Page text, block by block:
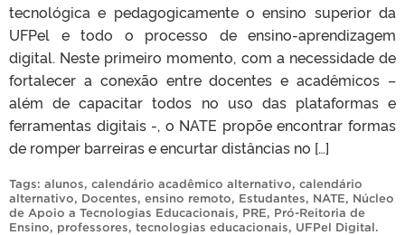
tecnológica e pedagogicamente o ensino superior da
UFPel e todo o processo de ensino-aprendizagem
digital. Neste primeiro momento, com a necessidade de
fortalecer a conexão entre docentes e acadêmicos –
além de capacitar todos no uso das plataformas e
ferramentas digitais -, o NATE propõe encontrar formas
de romper barreiras e encurtar distâncias no […]
Tags: alunos, calendário acadêmico alternativo, calendário
alternativo, Docentes, ensino remoto, Estudantes, NATE, Núcleo
de Apoio a Tecnologias Educacionais, PRE, Pró-Reitoria de
Ensino, professores, tecnologias educacionais, UFPel Digital.